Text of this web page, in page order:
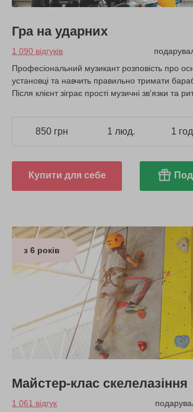
Гра на ударних
1 090 відгуків
Професіональний музикант розповість про
установці та навчить правильно тримати
Після клієнт зіграє прості музичні зв'язки та
850 грн 1 люд. 1
Купити для себе
з 6 років
Майстер-клас скелелазіння
1 061 відгук